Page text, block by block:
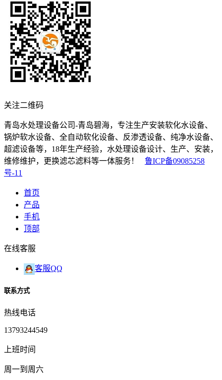
关注二维码
青岛水处理设备公司-青岛碧海，专注生产安装软化水设备、
锅炉软水设备、全自动软化设备、反渗透设备、纯净水设备、
超滤设备等，18年生产经验，水处理设备设计、生产、安装，
维修维护，更换滤芯滤料等一体服务！ 鲁ICP备09085258
号-11
首页
产品
手机
顶部
在线客服
客服QQ
联系方式
热线电话
13793244549
上班时间
周一到周六